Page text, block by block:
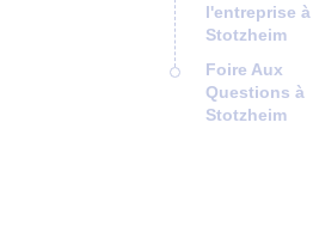
l'entreprise à
Stotzheim
Foire Aux
Questions à
Stotzheim